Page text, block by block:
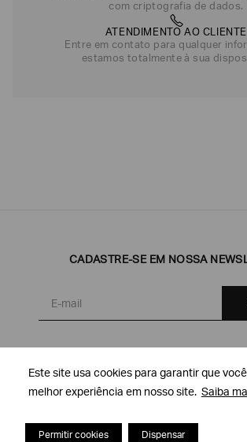
Este site usa cookies para garantir que
melhor experiência em nosso site. Saiba
Permitir cookies Dispensar
Este site usa cookies para garantir que
melhor experiência em nosso site. Saiba
Permitir cookies Dispensar
com criptografia de dados.
ATENDIMENTO AO CLIENTE
Entre em contato para qualquer
estamos totalmente à sua
CADASTRE-SE EM NOSSA
Minha conta
ENTREGA & DEVOLUÇÕES